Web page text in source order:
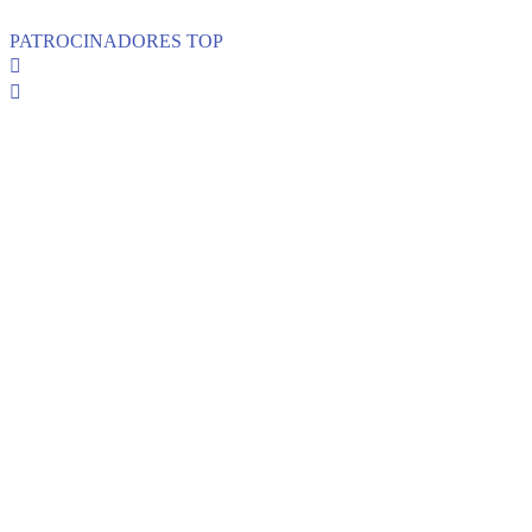
PATROCINADORES TOP